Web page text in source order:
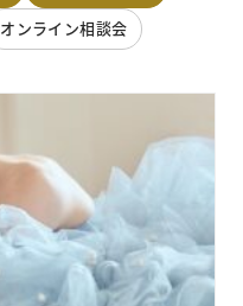
オンライン相談会